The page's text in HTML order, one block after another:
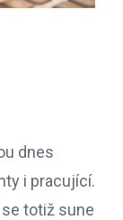
dnes
i pracující.
totiž sune